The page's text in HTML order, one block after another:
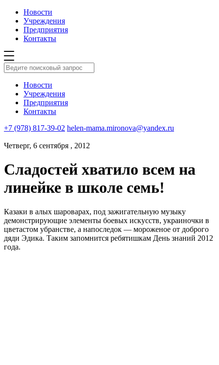
Новости
Учреждения
Предприятия
Контакты
Новости
Учреждения
Предприятия
Контакты
+7 (978) 817-39-02 helen-mama.mironova@yandex.ru
Четверг, 6 сентября , 2012
Сладостей хватило всем на
линейке в школе семь!
Казаки в алых шароварах, под зажигательную музыку
демонстрирующие элементы боевых искусств, украиночки в
цветастом убранстве, а напоследок — мороженое от доброго
дяди Эдика. Таким запомнится ребятишкам День знаний 2012
года.